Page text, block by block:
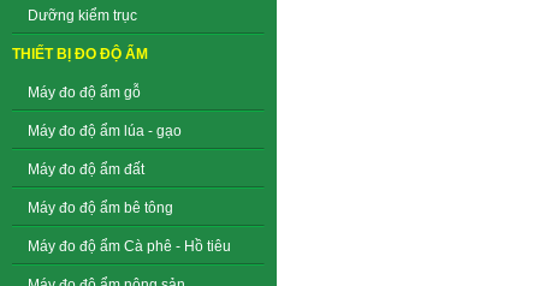
Dưỡng kiểm trục
THIẾT BỊ ĐO ĐỘ ẨM
Máy đo độ ẩm gỗ
Máy đo độ ẩm lúa - gạo
Máy đo độ ẩm đất
Máy đo độ ẩm bê tông
Máy đo độ ẩm Cà phê - Hồ tiêu